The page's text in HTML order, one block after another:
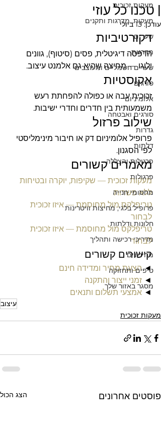
מעקות זכוכית
מעקות, מדרגות ותקנים
שערים
מדרגות
שערים חשמליים ומעוצבים
סורגים
אלומיניום
סורגים ואבטחה
גדרות
דלתות
פרגולות והצללה
פרגולות
מחסומי חנייה
פרופיל בלגי, מחיצות וויטרינות
חלונות ודלתות
מדריכי רכישה ותהליך
מחירונים
טיפים ותחזוקה
מסגר באזור שלך
| טכנו כל עוזי
עודכן:13 ביולי
דקורטיביות
הדפסה דיגיטלית, פסים (סיטוף), גוונים
ולוגו — מחיצה שהיא גם אלמנט עיצוב.
אקוסטיות
זכוכית עבה או כפולה להפחתת רעש
משמעותית בין חדרים וחדרי ישיבות.
שילוב פרזול
פרופיל אלומיניום דק או חיבור מינימליסטי
לפי הסגנון.
מאמרים קשורים
מעקות זכוכית — שקיפות, יוקרה ובטיחות
ללא פשרות
טריפלקס מול מחוסמת — איזו זכוכית
לבחור
טריפלקס מול מחוסמת — איזו זכוכית
לבחור
קישורים קשורים
◄ הצעת מחיר ומדידה חינם
◄ זמני ייצור והתקנה
◄ אמצעי תשלום ותנאים
עיצוב
מעקות זכוכית
פוסטים אחרונים הצג הכול